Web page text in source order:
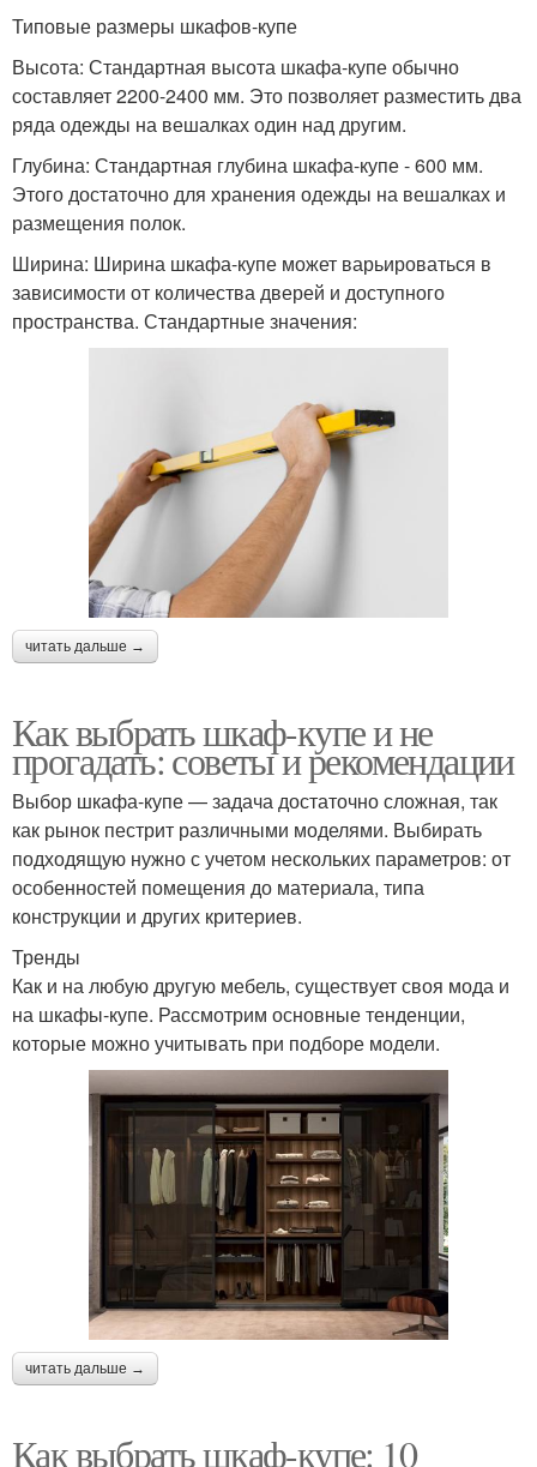
Типовые размеры шкафов-купе
Высота: Стандартная высота шкафа-купе обычно
составляет 2200-2400 мм. Это позволяет разместить два
ряда одежды на вешалках один над другим.
Глубина: Стандартная глубина шкафа-купе - 600 мм.
Этого достаточно для хранения одежды на вешалках и
размещения полок.
Ширина: Ширина шкафа-купе может варьироваться в
зависимости от количества дверей и доступного
пространства. Стандартные значения:
читать дальше →
Как выбрать шкаф-купе и не
прогадать: советы и рекомендации
Выбор шкафа-купе — задача достаточно сложная, так
как рынок пестрит различными моделями. Выбирать
подходящую нужно с учетом нескольких параметров: от
особенностей помещения до материала, типа
конструкции и других критериев.
Тренды
Как и на любую другую мебель, существует своя мода и
на шкафы-купе. Рассмотрим основные тенденции,
которые можно учитывать при подборе модели.
читать дальше →
Как выбрать шкаф-купе: 10